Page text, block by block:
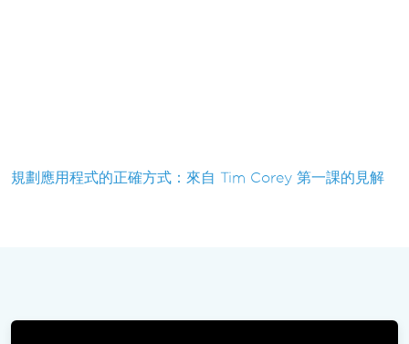
規劃應用程式的正確方式：來自 Tim Corey 第一課的見解